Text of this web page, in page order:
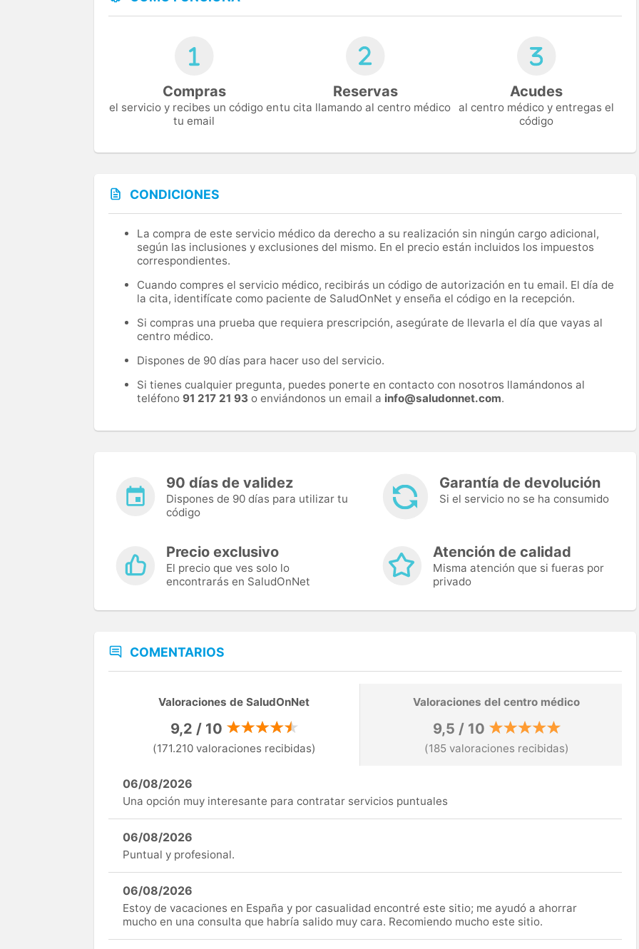
Compras
el servicio y recibes un código en
tu email
Reservas
tu cita llamando al centro médico
Acudes
al centro médico y entregas el
código
CONDICIONES
La compra de este servicio médico da derecho a su realización sin ningún cargo adicional,
según las inclusiones y exclusiones del mismo. En el precio están incluidos los impuestos
correspondientes.
Cuando compres el servicio médico, recibirás un código de autorización en tu email. El día de
la cita, identifícate como paciente de SaludOnNet y enseña el código en la recepción.
Si compras una prueba que requiera prescripción, asegúrate de llevarla el día que vayas al
centro médico.
Dispones de 90 días para hacer uso del servicio.
Si tienes cualquier pregunta, puedes ponerte en contacto con nosotros llamándonos al
teléfono 91 217 21 93 o enviándonos un email a info@saludonnet.com.
90 días de validez
Dispones de 90 días para utilizar tu
código
Garantía de devolución
Si el servicio no se ha consumido
Precio exclusivo
El precio que ves solo lo
encontrarás en SaludOnNet
Atención de calidad
Misma atención que si fueras por
privado
COMENTARIOS
Valoraciones de SaludOnNet
9,2 / 10
(171.210 valoraciones recibidas)
Valoraciones del centro médico
9,5 / 10
(185 valoraciones recibidas)
06/08/2026
Una opción muy interesante para contratar servicios puntuales
06/08/2026
Puntual y profesional.
06/08/2026
Estoy de vacaciones en España y por casualidad encontré este sitio; me ayudó a ahorrar
mucho en una consulta que habría salido muy cara. Recomiendo mucho este sitio.